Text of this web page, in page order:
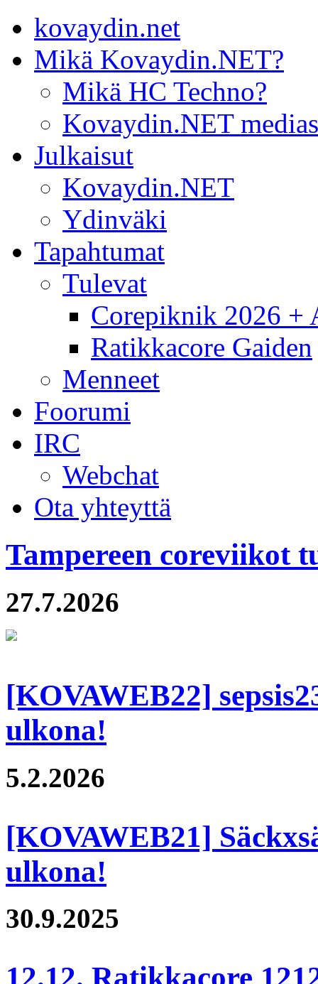
kovaydin.net
Mikä Kovaydin.NET?
Mikä HC Techno?
Kovaydin.NET
Julkaisut
Kovaydin.NET
Ydinväki
Tapahtumat
Tulevat
Corepiknik 2026 +
Ratikkacore Gaiden
Menneet
Foorumi
IRC
Webchat
Ota yhteyttä
Tampereen coreviikot
27.7.2026
[KOVAWEB22]
ulkona!
5.2.2026
[KOVAWEB21]
ulkona!
30.9.2025